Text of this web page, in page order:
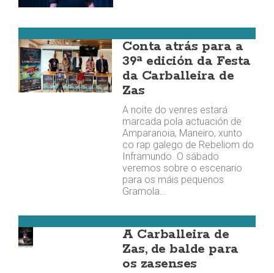
Conta atrás para a
39ª edición da Festa
da Carballeira de
Zas
A noite do venres estará
marcada pola actuación de
Amparanoia, Maneiro, xunto
co rap galego de Rebeliom do
Inframundo. O sábado
veremos sobre o escenario
para os máis pequenos
Gramola…
A Carballeira de
Zas, de balde para
os zasenses